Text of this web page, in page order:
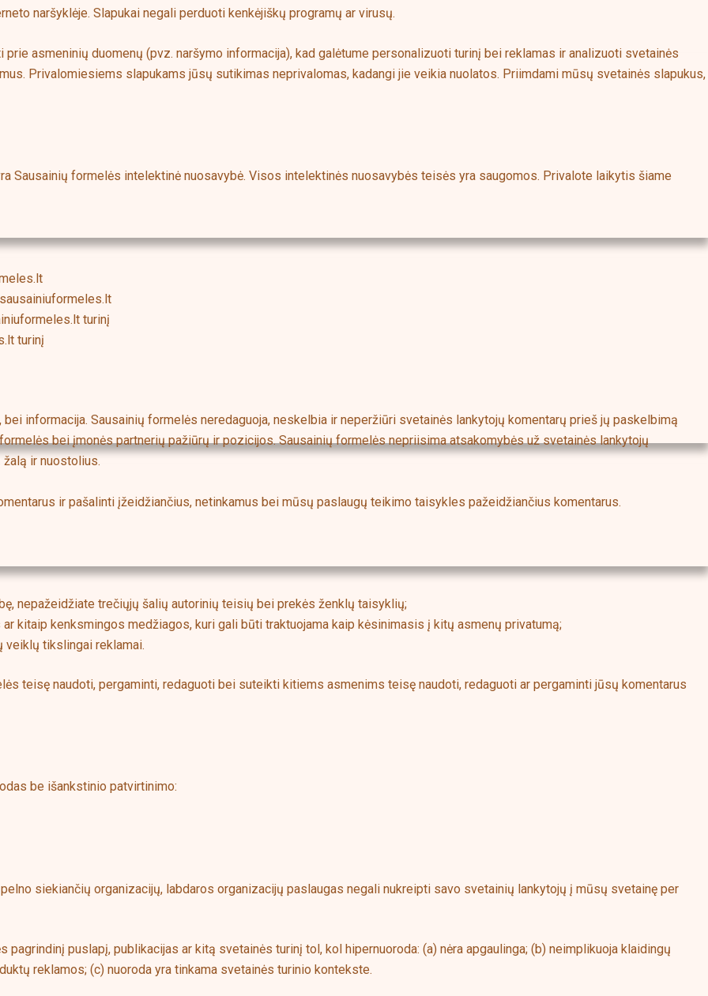
naršyklėje. Slapukai negali perduoti kenkėjiškų programų ar virusų.
asmeninių duomenų (pvz. naršymo informacija), kad galėtume personalizuoti turinį bei reklamas ir analizuoti svetainės
Privalomiesiems slapukams jūsų sutikimas neprivalomas, kadangi jie veikia nuolatos. Priimdami mūsų svetainės slapukus,
Sausainių formelės intelektinė nuosavybė. Visos intelektinės nuosavybės teisės yra saugomos. Privalote laikytis šiame
turinį
turinį
informacija. Sausainių formelės neredaguoja, neskelbia ir neperžiūri svetainės lankytojų komentarų prieš jų paskelbimą
bei įmonės partnerių pažiūrų ir pozicijos. Sausainių formelės nepriisima atsakomybės už svetainės lankytojų
ir nuostolius.
ir pašalinti įžeidžiančius, netinkamus bei mūsų paslaugų teikimo taisykles pažeidžiančius komentarus.
nepažeidžiate trečiųjų šalių autorinių teisių bei prekės ženklų taisyklių;
kitaip kenksmingos medžiagos, kuri gali būti traktuojama kaip kėsinimasis į kitų asmenų privatumą;
veiklų tikslingai reklamai.
teisę naudoti, pergaminti, redaguoti bei suteikti kitiems asmenims teisę naudoti, redaguoti ar pergaminti jūsų komentarus
be išankstinio patvirtinimo:
siekiančių organizacijų, labdaros organizacijų paslaugas negali nukreipti savo svetainių lankytojų į mūsų svetainę per
puslapį, publikacijas ar kitą svetainės turinį tol, kol hipernuoroda: (a) nėra apgaulinga; (b) neimplikuoja klaidingų
reklamos; (c) nuoroda yra tinkama svetainės turinio kontekste.